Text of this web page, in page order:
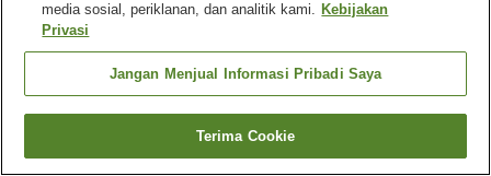
Tempat parkir
Antar jemput
Pantangan makan (lansia)
Beranda Jepang Mie Kota Suzuka Uoyou
Cari kamar
media sosial, periklanan, dan analitik kami. Kebijakan
Privasi
Jangan Menjual Informasi Pribadi Saya
Terima Cookie